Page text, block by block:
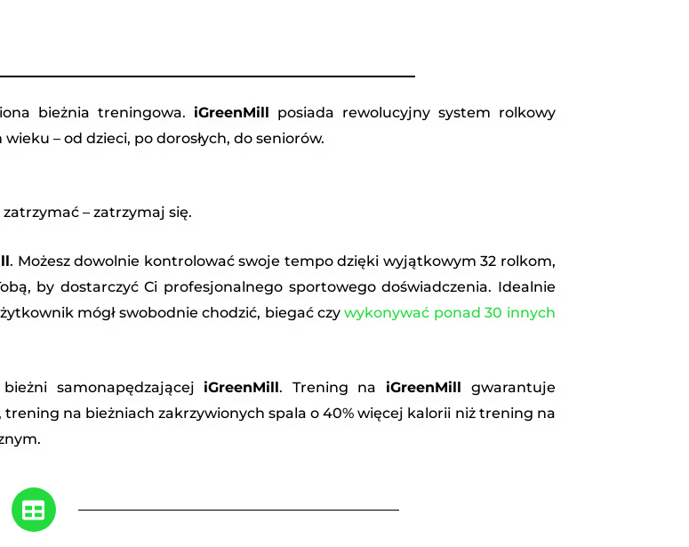
bieżnia treningowa. iGreenMill posiada rewolucyjny system rolkowy
– od dzieci, po dorosłych, do seniorów.
zatrzymać – zatrzymaj się.
. Możesz dowolnie kontrolować swoje tempo dzięki wyjątkowym 32 rolkom,
by dostarczyć Ci profesjonalnego sportowego doświadczenia. Idealnie
mógł swobodnie chodzić, biegać czywykonywać ponad 30 innych
samonapędzającejiGreenMill. Trening na iGreenMill gwarantuje
na bieżniach zakrzywionych spala o 40% więcej kalorii niż trening na